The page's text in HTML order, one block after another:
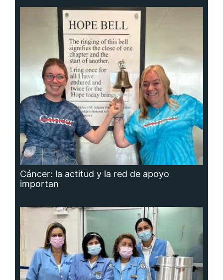
Cáncer: la actitud y la red de apoyo
importan